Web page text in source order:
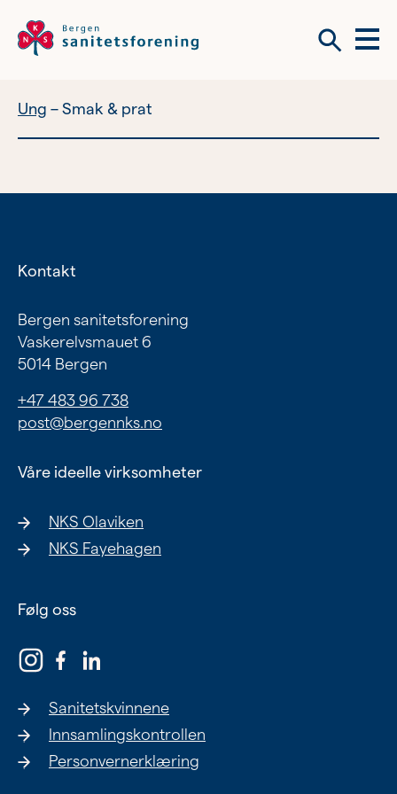
Meny
Vil du bli frivillig?
Nyhetsbrev
Om tilbudene våre
Kvinnehelse
Ung
Om oss
Siste nytt
Ung Smak & prat
Kontakt
Bergen sanitetsforening
Vaskerelvsmauet 6
5014 Bergen
+47 483 96 738
post@bergennks.no
Våre ideelle virksomheter
NKS Olaviken
NKS Fayehagen
Følg oss
Sanitetskvinnene
Innsamlingskontrollen
Personvernerklæring